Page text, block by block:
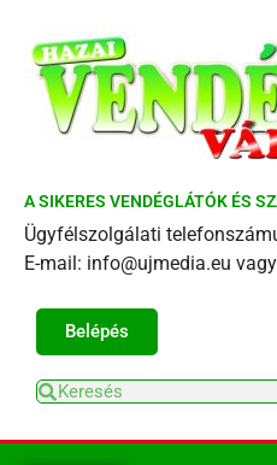
A SIKERES VENDÉGLÁTÓK ÉS
Ügyfélszolgálati
E-mail: info@ujmedia.eu vagy
Belépés